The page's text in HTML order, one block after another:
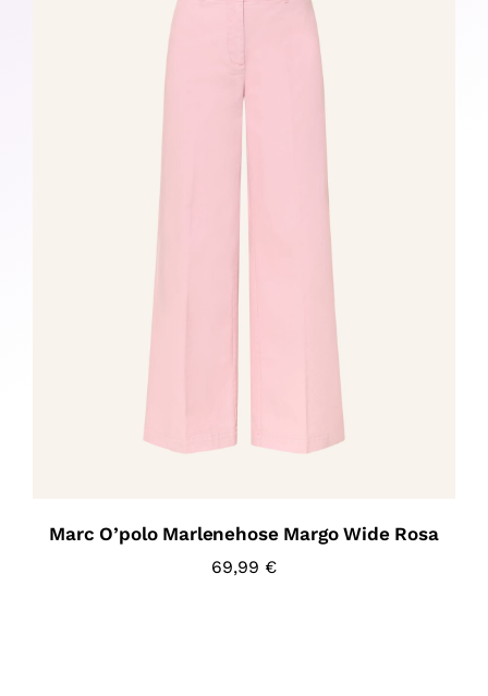
Marc O’polo Marlenehose Margo Wide Rosa
69,99 €